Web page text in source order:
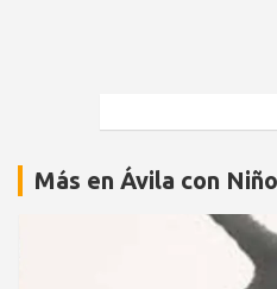
Más en Ávila con